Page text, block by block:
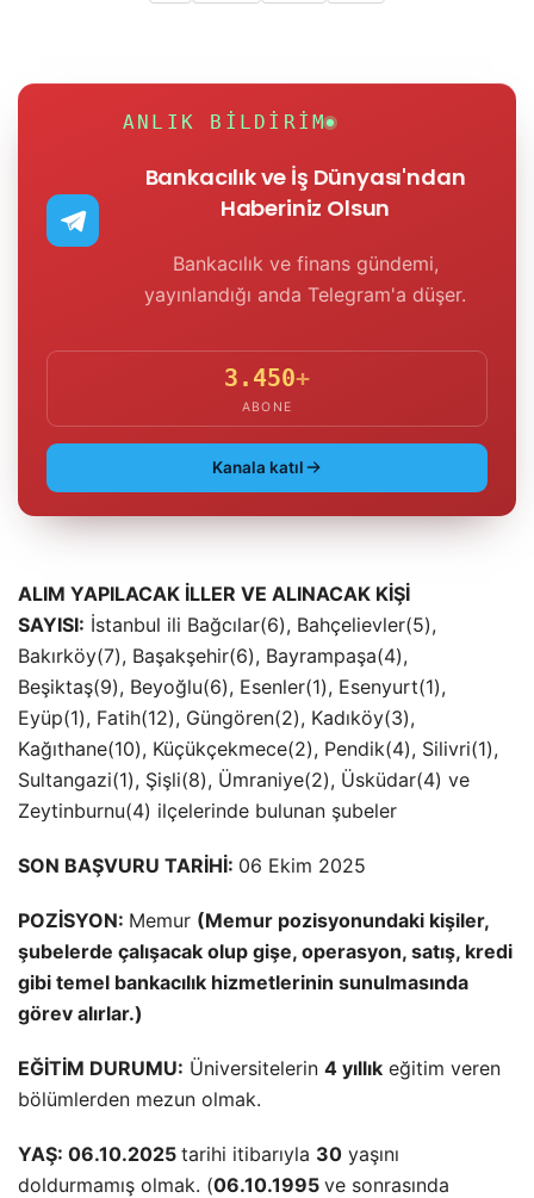
ANLIK BILDIRIM
Bankacılık ve İş Dünyası'ndan
Haberiniz Olsun
Bankacılık ve finans gündemi,
yayınlandığı anda Telegram'a düşer.
3.450+
ABONE
Kanala katıl
ALIM YAPILACAK İLLER VE ALINACAK KİŞİ
SAYISI: İstanbul ili Bağcılar(6), Bahçelievler(5),
Bakırköy(7), Başakşehir(6), Bayrampaşa(4),
Beşiktaş(9), Beyoğlu(6), Esenler(1), Esenyurt(1),
Eyüp(1), Fatih(12), Güngören(2), Kadıköy(3),
Kağıthane(10), Küçükçekmece(2), Pendik(4), Silivri(1),
Sultangazi(1), Şişli(8), Ümraniye(2), Üsküdar(4) ve
Zeytinburnu(4) ilçelerinde bulunan şubeler
SON BAŞVURU TARİHİ: 06 Ekim 2025
POZİSYON: Memur (Memur pozisyonundaki kişiler,
şubelerde çalışacak olup gişe, operasyon, satış, kredi
gibi temel bankacılık hizmetlerinin sunulmasında
görev alırlar.)
EĞİTİM DURUMU: Üniversitelerin 4 yıllık eğitim veren
bölümlerden mezun olmak.
YAŞ: 06.10.2025 tarihi itibarıyla 30 yaşını
doldurmamış olmak. (06.10.1995 ve sonrasında